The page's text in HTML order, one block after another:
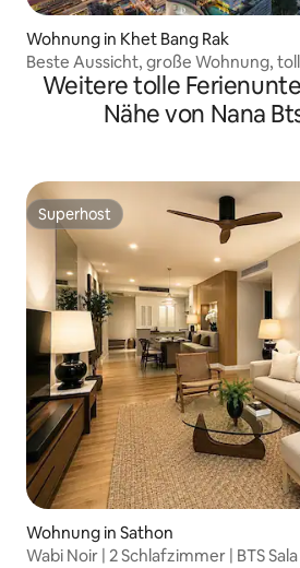
Wohnung in Khet Bang Rak
Beste Aussicht, große Wohnung,
Weitere tolle
Nähe von Nana
Superhost
Superhost
Wohnung in Sathon
Wabi Noir | 2 Schlafzimmer | BTS